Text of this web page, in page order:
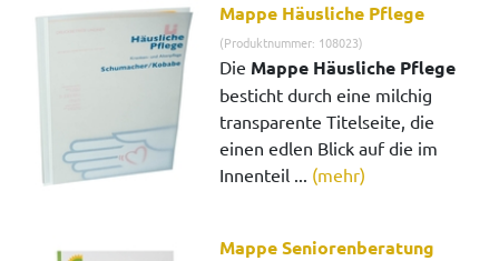
Mappe Häusliche Pflege
(Produktnummer: 108023)
Die Mappe Häusliche Pflege
besticht durch eine milchig
transparente Titelseite, die
einen edlen Blick auf die im
Innenteil ... (mehr)
Mappe Seniorenberatung